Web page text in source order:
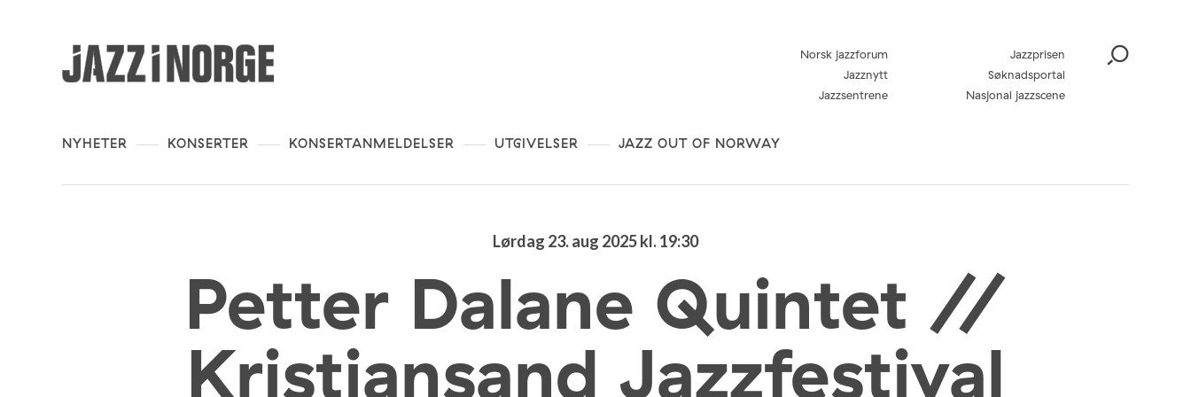
NYHETER KONSERTER KONSERTANMELDELSER UTGIVELSER JAZZ OUT OF NORWAY
Norsk jazzforum
Jazzprisen
Jazznytt
Søknadsportal
Jazzsentrene
Nasjonal jazzscene
Lørdag 23. aug 2025 kl. 19:30
Petter Dalane Quintet //
Kristiansand Jazzfestival